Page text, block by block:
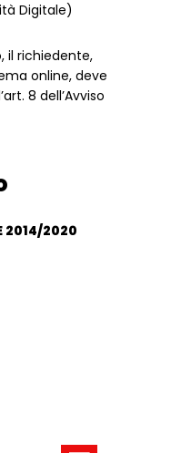
Digitale)
il richiedente,
online, deve
8 dell’Avviso
2014/2020